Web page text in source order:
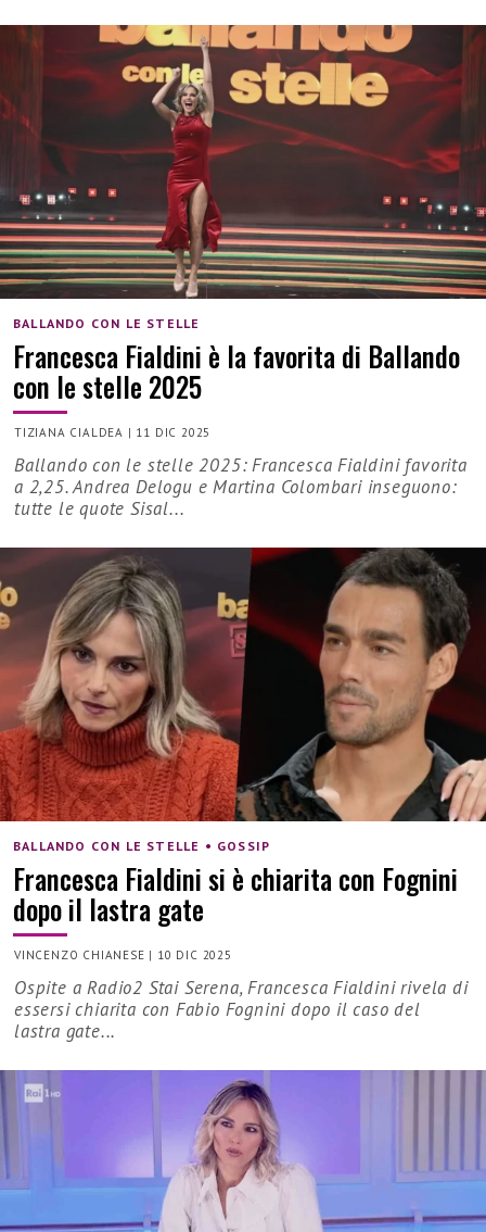
BALLANDO CON LE STELLE
Francesca Fialdini è la favorita di Ballando
con le stelle 2025
TIZIANA CIALDEA | 11 DIC 2025
Ballando con le stelle 2025: Francesca Fialdini favorita
a 2,25. Andrea Delogu e Martina Colombari inseguono:
tutte le quote Sisal...
BALLANDO CON LE STELLE • GOSSIP
Francesca Fialdini si è chiarita con Fognini
dopo il lastra gate
VINCENZO CHIANESE | 10 DIC 2025
Ospite a Radio2 Stai Serena, Francesca Fialdini rivela di
essersi chiarita con Fabio Fognini dopo il caso del
lastra gate...